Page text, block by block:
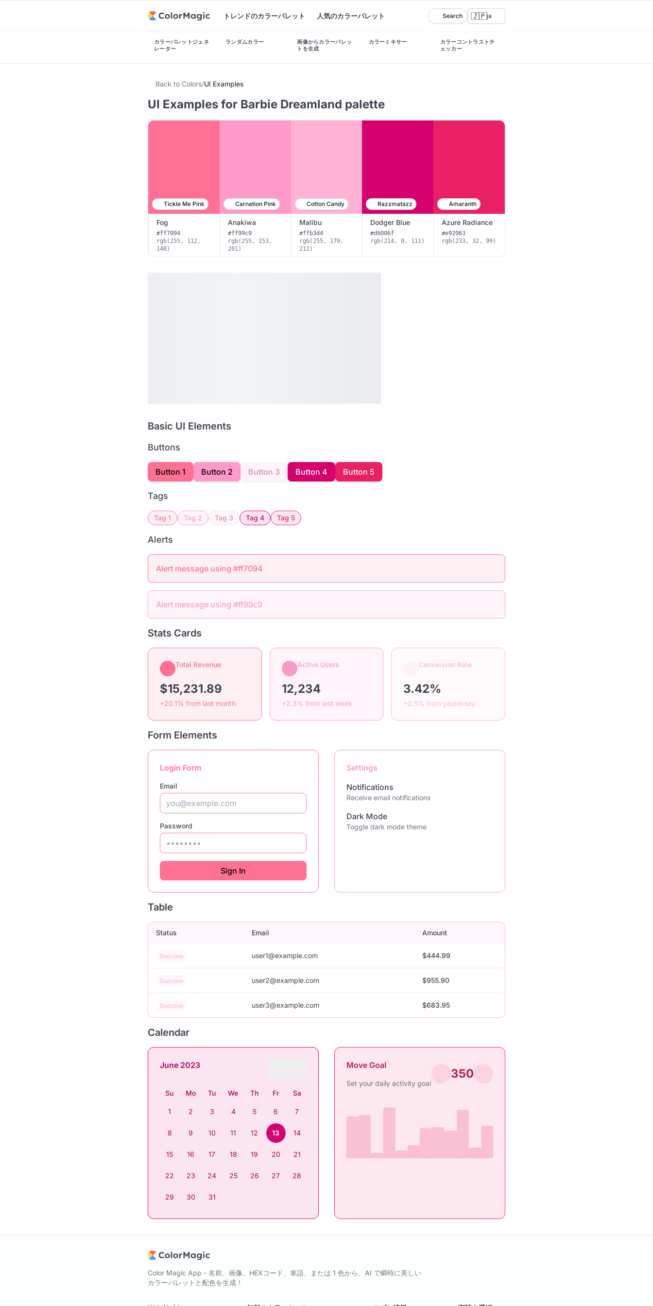
トレンドのカラーパレット 人気のカラーパレット Search 🇯🇵ja
カラーパレットジェネ
レーター
ランダムカラー
画像からカラーパレッ
トを生成
カラーミキサー
カラーコントラストチ
ェッカー
Back to Colors/UI Examples
UI Examples for Barbie Dreamland palette
Tickle Me Pink Carnation Pink Cotton Candy Razzmatazz Amaranth
Fog
#ff7094
rgb(255, 112,
148)
Anakiwa
#ff99c9
rgb(255, 153,
201)
Malibu
#ffb3d4
rgb(255, 179,
212)
Dodger Blue
#d6006f
rgb(214, 0, 111)
Azure Radiance
#e92063
rgb(233, 32, 99)
Basic UI Elements
Buttons
Button 1 Button 2 Button 3 Button 4 Button 5
Tags
Tag 1 Tag 2 Tag 3 Tag 4 Tag 5
Alerts
Alert message using #ff7094
Alert message using #ff99c9
Stats Cards
Total Revenue
$15,231.89
+20.1% from last month
Active Users
12,234
+2.3% from last week
Conversion Rate
3.42%
+0.5% from yesterday
Form Elements
Login Form
Email
Password
Sign In
Settings
Notifications
Receive email notifications
Dark Mode
Toggle dark mode theme
Table
Status Email Amount
Success user1@example.com $444.99
Success user2@example.com $955.90
Success user3@example.com $683.95
Calendar
June 2023
Su Mo Tu We Th Fr Sa
1 2 3 4 5 6 7
8 9 10 11 12 13 14
15 16 17 18 19 20 21
22 23 24 25 26 27 28
29 30 31
Move Goal
Set your daily activity goal
350
Color Magic App - 名前、画像、HEXコード、単語、または 1 色から、AI で瞬時に美しい
カラーパレットと配色を生成！